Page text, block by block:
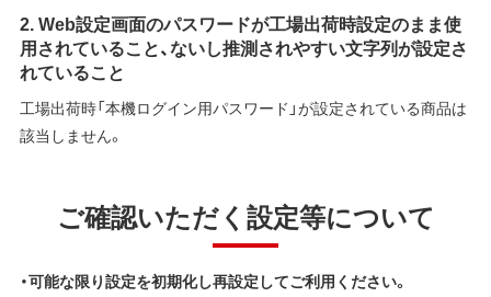
2. Web設定画面のパスワードが工場出荷時設定のまま使
用されていること、ないし推測されやすい文字列が設定さ
れていること
工場出荷時「本機ログイン用パスワード」が設定されている商品は
該当しません。
ご確認いただく設定等について
・可能な限り設定を初期化し再設定してご利用ください。